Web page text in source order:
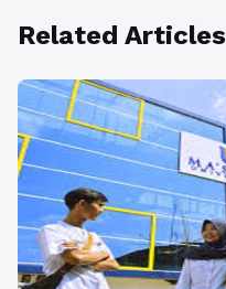
Related Articles